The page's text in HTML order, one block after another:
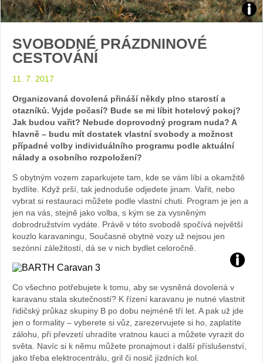
SVOBODNÉ PRÁZDNINOVÉ
CESTOVÁNÍ
11. 7. 2017
Organizovaná dovolená přináší někdy plno starostí a
otazníků. Vyjde počasí? Bude se mi líbit hotelový pokoj?
Jak budou vařit? Nebude doprovodný program nuda? A
hlavně – budu mít dostatek vlastní svobody a možnost
případné volby individuálního programu podle aktuální
nálady a osobního rozpoložení?
S obytným vozem zaparkujete tam, kde se vám líbí a okamžitě
bydlíte. Když prší, tak jednoduše odjedete jinam. Vařit, nebo
vybrat si restauraci můžete podle vlastní chuti. Program je jen a
jen na vás, stejně jako volba, s kým se za vysněným
dobrodružstvím vydáte. Právě v této svobodě spočívá největší
kouzlo karavaningu, Současné obytné vozy už nejsou jen
sezónní záležitostí, dá se v nich bydlet celoročně.
Foto:
archiv
webu
Co všechno potřebujete k tomu, aby se vysněná dovolená v
karavanu stala skutečností? K řízení karavanu je nutné vlastnit
řidičský průkaz skupiny B po dobu nejméně tří let. A pak už jde
jen o formality – vyberete si vůz, zarezervujete si ho, zaplatíte
zálohu, při převzetí uhradíte vratnou kauci a můžete vyrazit do
světa. Navíc si k němu můžete pronajmout i další příslušenství,
jako třeba elektrocentrálu, gril či nosič jízdních kol.